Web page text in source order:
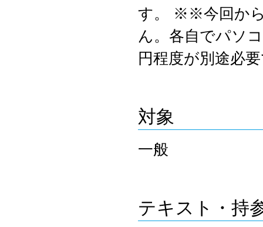
す。 ※※今回から
ん。各自でパソ
円程度が別途必
対象
一般
テキスト・持